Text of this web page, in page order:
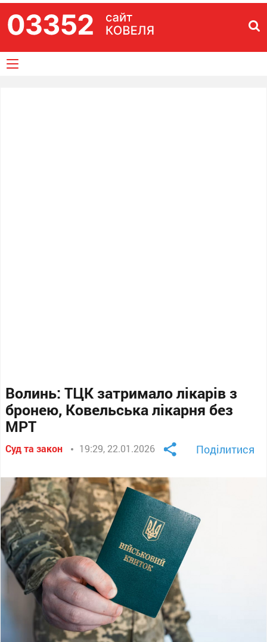
Волинь: ТЦК затримало лікарів з
бронею, Ковельська лікарня без
МРТ
Суд та закон 19:29, 22.01.2026 Поділитися